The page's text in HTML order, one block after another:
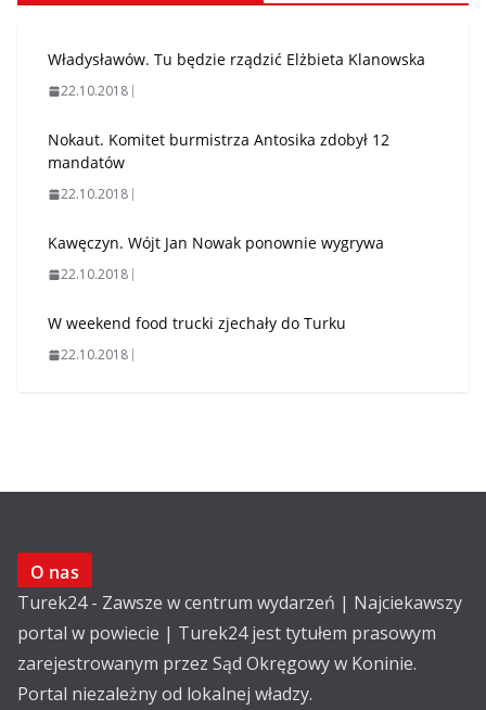
Władysławów. Tu będzie rządzić Elżbieta Klanowska
22.10.2018
Nokaut. Komitet burmistrza Antosika zdobył 12
mandatów
22.10.2018
Kawęczyn. Wójt Jan Nowak ponownie wygrywa
22.10.2018
W weekend food trucki zjechały do Turku
22.10.2018
O nas
Turek24 - Zawsze w centrum wydarzeń | Najciekawszy
portal w powiecie | Turek24 jest tytułem prasowym
zarejestrowanym przez Sąd Okręgowy w Koninie.
Portal niezależny od lokalnej władzy.